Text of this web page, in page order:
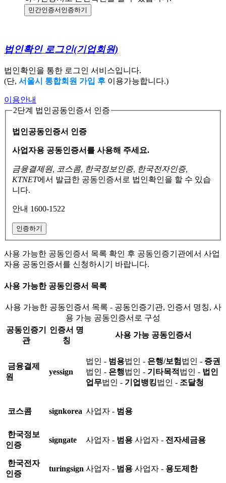
민간인증서 인증하기
법인확인 로그인(기업회원)
법인확인을 통한 로그인 서비스입니다.
(단, 서울시 통합회원 가입 후 이용가능합니다.)
이용안내
2단계 법인공동인증서 인증
법인공동인증서 인증
사업자용 공동인증서를 사용해 주세요.
금융결제원, 코스콤, 한국정보인증, 한국전자인증,
KTNET에서 발급한 공동인증서로 법인확인을 할 수 있습
니다.
안내 1600-1522
인증하기
사용 가능한 공동인증서 목록 확인 후 공동인증기관에서 사업
자용 공동인증서를 신청하시기 바랍니다.
사용 가능한 공동인증서 목록
사용 가능한 공동인증서 목록 - 공동인증기관, 인증서 명칭, 사
용 가능 공동인증서로 구성
공동인증기
관
인증서 명
칭
사용 가능 공동인증서
금융결제
원
yessign
법인 - 범용법인 - 은행/보험 법인 - 증권
법인 - 은행법인 - 기타목적 법인 - 법인
업무법인 - 기업뱅킹법인 - 조달청
코스콤 signkorea 사업자 - 범용
한국정보
인증
signgate 사업자 - 범용 사업자 - 전자세금용
한국전자
인증
turingsign 사업자 - 범용 사업자 - 용도제한